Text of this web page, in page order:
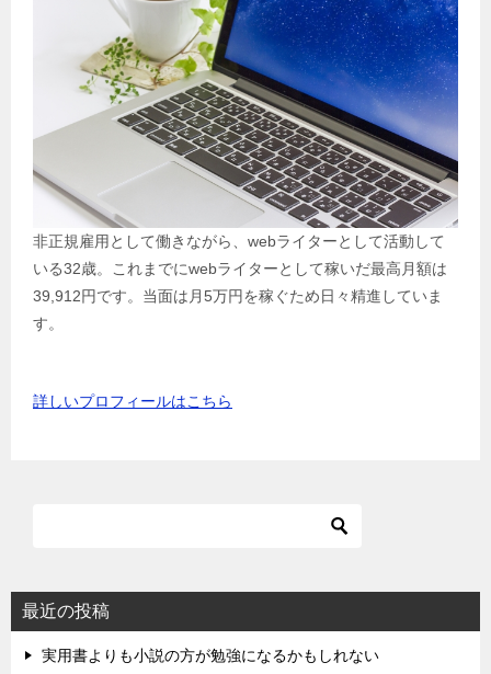
非正規雇用として働きながら、webライターとして活動して
いる32歳。これまでにwebライターとして稼いだ最高月額は
39,912円です。当面は月5万円を稼ぐため日々精進していま
す。
詳しいプロフィールはこちら
最近の投稿
実用書よりも小説の方が勉強になるかもしれない